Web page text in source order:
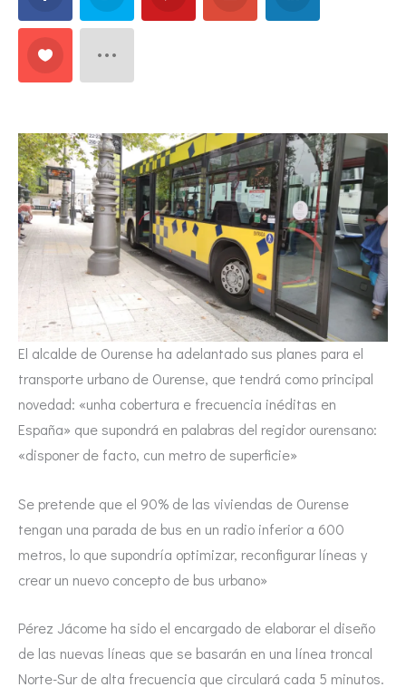
El alcalde de Ourense ha adelantado sus planes para el
transporte urbano de Ourense, que tendrá como principal
novedad: «unha cobertura e frecuencia inéditas en
España» que supondrá en palabras del regidor ourensano:
«disponer de facto, cun metro de superficie»
Se pretende que el 90% de las viviendas de Ourense
tengan una parada de bus en un radio inferior a 600
metros, lo que supondría optimizar, reconfigurar líneas y
crear un nuevo concepto de bus urbano»
Pérez Jácome ha sido el encargado de elaborar el diseño
de las nuevas líneas que se basarán en una línea troncal
Norte-Sur de alta frecuencia que circulará cada 5 minutos.